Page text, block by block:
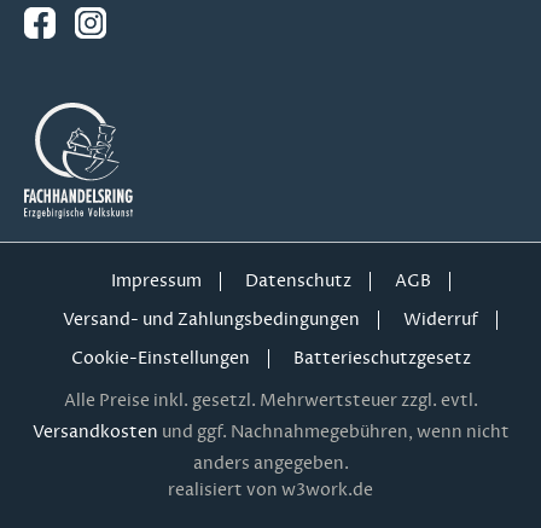
Impressum Datenschutz
AGB
Versand- und Zahlungsbedingungen
Widerruf
Cookie-Einstellungen
Batterieschutzgesetz
Alle Preise inkl. gesetzl. Mehrwertsteuer zzgl. evtl.
Versandkosten und ggf. Nachnahmegebühren, wenn nicht
anders angegeben.
realisiert von w3work.de